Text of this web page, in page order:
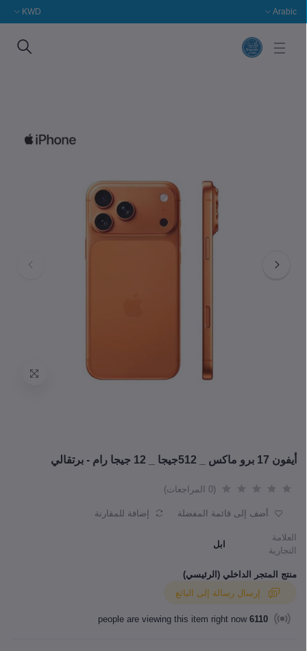
Arabic
KWD
أيفون 17 برو ماكس _ 512جيجا _ 12 جيجا رام - برتقالي
(0 المراجعات)
أضف إلى قائمة المفضلة إضافة للمقارنة
العلامة
التجارية
ابل
منتج المتجر الداخلي (الرئيسي)
6110
people are viewing this item right now